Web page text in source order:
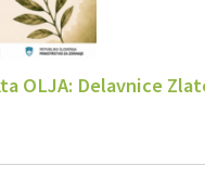
OLJA: Delavnice